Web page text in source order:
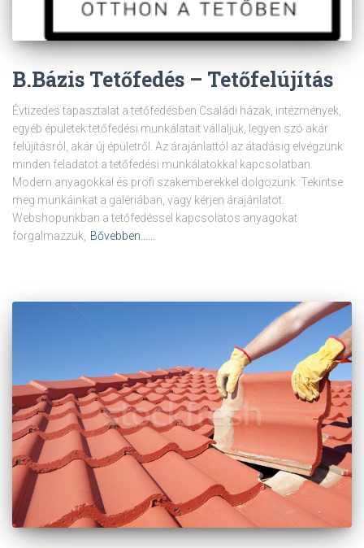
B.Bázis Tetőfedés – Tetőfelújítás
Évtizedes tapasztalat a tetőfedésben Családi házak, intézmények,
egyéb épületek tetőfedési munkálatait vállaljuk, legyen szó akár
felújításról, akár új épületről. Az árajánlattól az átadásig elvégzünk
minden feladatot a tetőfedési munkálatokkal kapcsolatban.
Modern anyagokkal és profi szakemberekkel dolgozunk. Tekintse
meg munkáinkat a galériában, vagy kérjen árajánlatot.
Webshopunkban a tetőfedéssel kapcsolatos anyagokat
forgalmazzuk,
Bővebben……